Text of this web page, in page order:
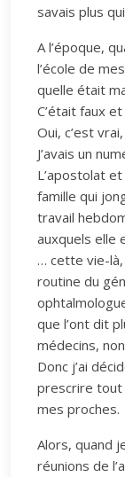
savais plus
A l’époque,
l’école de
quelle était
C’était faux
Oui, c’est
J’avais un
L’apostolat
famille qui
travail
auxquels elle
… cette vie-là,
routine du
que l’ont dit
médecins,
Donc j’ai
prescrire tout
mes proches.
Alors, quand
réunions de